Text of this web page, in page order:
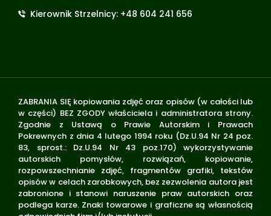
Kierownik Strzelnicy: +48 604 241 656
ZABRANIA SIĘ kopiowania zdjęć oraz opisów (w całości lub
w części) BEZ ZGODY właściciela i administratora strony.
Zgodnie z Ustawą o Prawie Autorskim i Prawach
Pokrewnych z dnia 4 lutego 1994 roku (Dz.U.94 Nr 24 poz.
83, sprost.: Dz.U.94 Nr 43 poz.170) wykorzystywanie
autorskich pomysłów, rozwiązań, kopiowanie,
rozpowszechnianie zdjęć, fragmentów grafiki, tekstów
opisów w celach zarobkowych, bez zezwolenia autora jest
zabronione i stanowi naruszenie praw autorskich oraz
podlega karze. Znaki towarowe i graficzne są własnością